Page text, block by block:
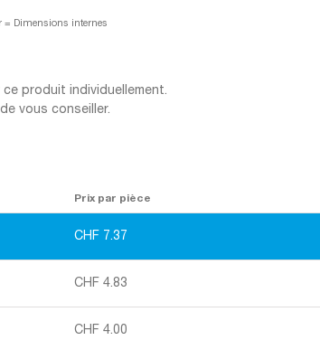
= Dimensions internes
ce produit individuellement.
vous conseiller.
Prix par pièce
CHF 7.37
CHF 4.83
CHF 4.00